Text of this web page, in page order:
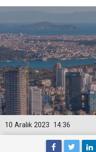
14:36
10 Aralık 2023